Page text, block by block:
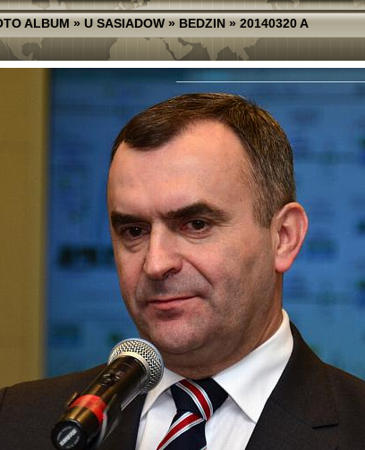
ALBUM»U SASIADOW»BEDZIN»20140320 A